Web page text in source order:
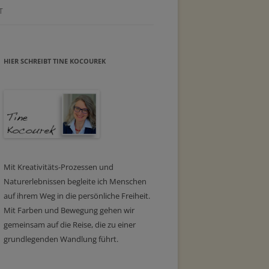
HIER SCHREIBT TINE KOCOUREK
Mit Kreativitäts-Prozessen und
Naturerlebnissen begleite ich Menschen
auf ihrem Weg in die persönliche Freiheit.
Mit Farben und Bewegung gehen wir
gemeinsam auf die Reise, die zu einer
grundlegenden Wandlung führt.